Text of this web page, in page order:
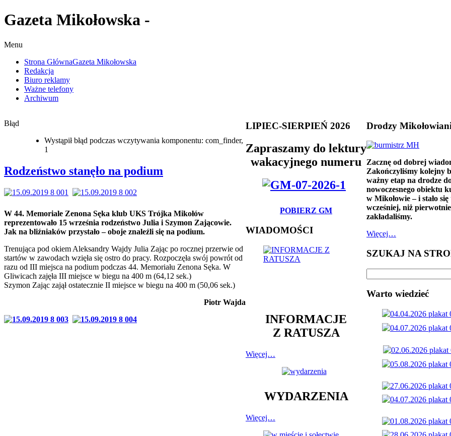
Gazeta Mikołowska -
Menu
Strona GłównaGazeta Mikołowska
Redakcja
Biuro reklamy
Ważne telefony
Archiwum
Błąd
Wystąpił błąd podczas wczytywania komponentu: com_finder,
1
Rodzeństwo stanęło na podium
W 44. Memoriale Zenona Sęka klub UKS Trójka Mikołów
reprezentowało 15 września rodzeństwo Julia i Szymon Zającowie.
Jak na bliźniaków przystało – oboje znaleźli się na podium.
Trenująca pod okiem Aleksandry Wajdy Julia Zając po rocznej przerwie od
startów w zawodach wzięła się ostro do pracy. Rozpoczęła swój powrót od
razu od III miejsca na podium podczas 44. Memoriału Zenona Sęka. W
Gliwicach zajęła III miejsce w biegu na 400 m (64,12 sek.)
Szymon Zając zajął ostatecznie II miejsce w biegu na 400 m (50,06 sek.)
Piotr Wajda
LIPIEC-SIERPIEŃ 2026
Zapraszamy do lektury
wakacyjnego numeru
POBIERZ GM
WIADOMOŚCI
INFORMACJE
Z RATUSZA
Więcej…
WYDARZENIA
Więcej…
Drodzy
Zacznę od dobrej
Zakończyliśmy kolejny
ważny etap na drodze
nowoczesnego obiektu
w Mikołowie – i stało się
wcześniej, niż pierwotnie
zakładaliśmy.
Więcej…
SZUKAJ NA
Warto wiedzieć